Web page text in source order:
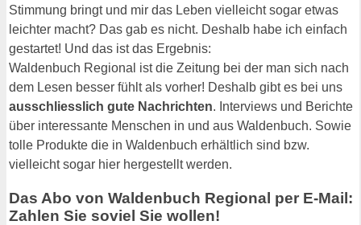
Stimmung bringt und mir das Leben vielleicht sogar etwas
leichter macht? Das gab es nicht. Deshalb habe ich einfach
gestartet! Und das ist das Ergebnis:
Waldenbuch Regional ist die Zeitung bei der man sich nach
dem Lesen besser fühlt als vorher! Deshalb gibt es bei uns
ausschliesslich gute Nachrichten. Interviews und Berichte
über interessante Menschen in und aus Waldenbuch. Sowie
tolle Produkte die in Waldenbuch erhältlich sind bzw.
vielleicht sogar hier hergestellt werden.
Das Abo von Waldenbuch Regional per E-Mail:
Zahlen Sie soviel Sie wollen!